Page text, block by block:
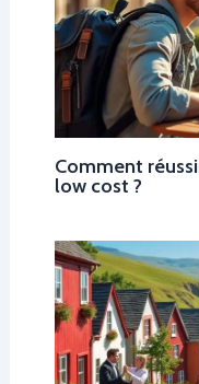
Comment
low cost ?